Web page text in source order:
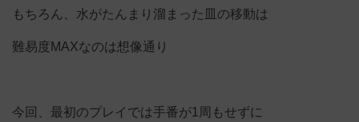
もちろん、水がたんまり溜まった皿の移動は
難易度MAXなのは想像通り
今回、最初のプレイでは手番が1周もせずに